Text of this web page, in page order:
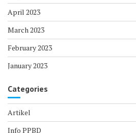
April 2023
March 2023
February 2023
January 2023
Categories
Artikel
Info PPBD